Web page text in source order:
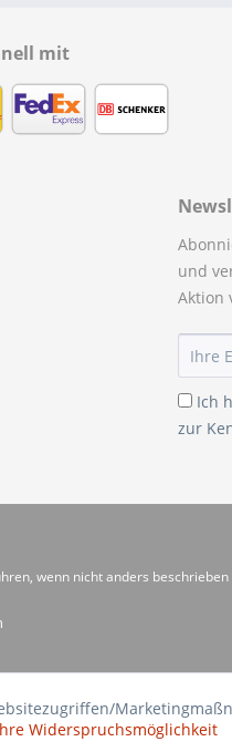
mit
und
Aktion
Ich
zur
wenn nicht anders beschrieben
Widerspruchsmöglichkeit